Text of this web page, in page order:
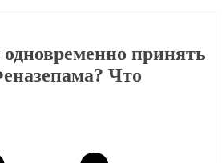
одновременно принять
Что